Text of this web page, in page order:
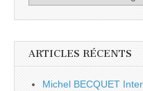
ARTICLES RÉCENTS
Michel BECQUET